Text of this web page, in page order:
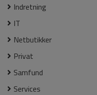
Indretning
IT
Netbutikker
Privat
Samfund
Services